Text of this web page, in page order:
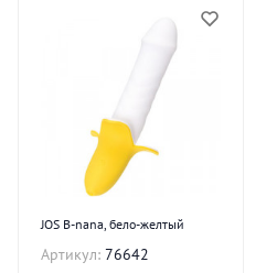
JOS B-nana, бело-желтый
Артикул: 76642